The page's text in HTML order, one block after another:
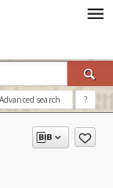
Advanced search ?